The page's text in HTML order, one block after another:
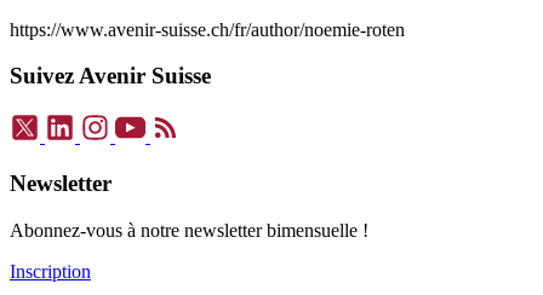
https://www.avenir-suisse.ch/fr/author/noemie-roten
Suivez Avenir Suisse
Newsletter
Abonnez-vous à notre newsletter bimensuelle !
Inscription